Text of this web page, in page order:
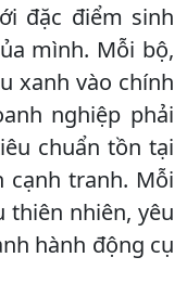
đặc điểm sinh
mình. Mỗi bộ,
xanh vào chính
nghiệp phải
chuẩn tồn tại
cạnh tranh. Mỗi
thiên nhiên, yêu
hành động cụ